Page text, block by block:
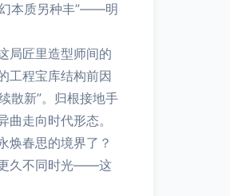
幻本质另种丰”——明
局匠里造型师间的
工程宝库结构前因
散新”。归根接地手
走向时代形态。
焕春思的境界了？
更久不同时光——这